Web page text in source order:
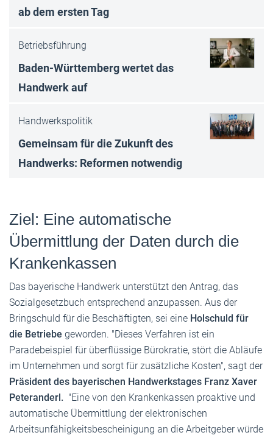
ab dem ersten Tag
Betriebsführung
Baden-Württemberg wertet das
Handwerk auf
Handwerkspolitik
Gemeinsam für die Zukunft des
Handwerks: Reformen notwendig
Ziel: Eine automatische
Übermittlung der Daten durch die
Krankenkassen
Das bayerische Handwerk unterstützt den Antrag, das
Sozialgesetzbuch entsprechend anzupassen. Aus der
Bringschuld für die Beschäftigten, sei eine Holschuld für
die Betriebe geworden. "Dieses Verfahren ist ein
Paradebeispiel für überflüssige Bürokratie, stört die Abläufe
im Unternehmen und sorgt für zusätzliche Kosten", sagt der
Präsident des bayerischen Handwerkstages Franz Xaver
Peteranderl. "Eine von den Krankenkassen proaktive und
automatische Übermittlung der elektronischen
Arbeitsunfähigkeitsbescheinigung an die Arbeitgeber würde